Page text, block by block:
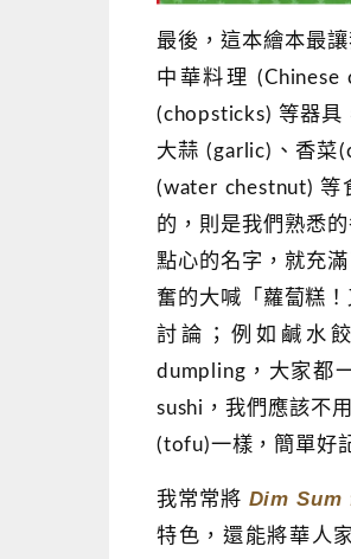
最後，這本繪本最
中華料理
(chopsticks) 等器具
大蒜 (garlic)、香菜
(water chestnut) 等
的，則是我們熟悉
點心的名字，就充
奮的大喊「蘿蔔糕
討論；例如鹹水
dumpling，大家都
sushi，我們應該不
(tofu)一樣，簡單好
我常常將 Dim Sum
特色，還能將華人